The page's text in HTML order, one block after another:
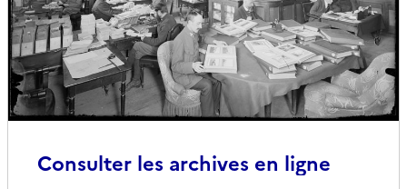
Consulter les archives en ligne